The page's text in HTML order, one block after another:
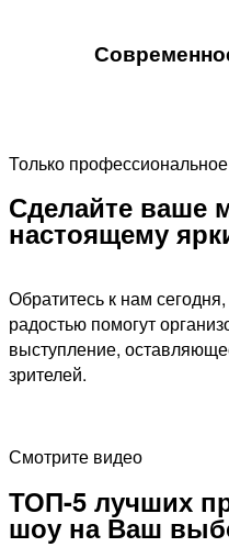
Только
Сделайте ваше
настоящему
Обратитесь к нам
радостью помогут
выступление,
зрителей.
Смотрите видео
ТОП-5 лучших
шоу на Ваш